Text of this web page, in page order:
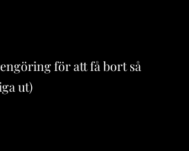
för att få bort så
ut)